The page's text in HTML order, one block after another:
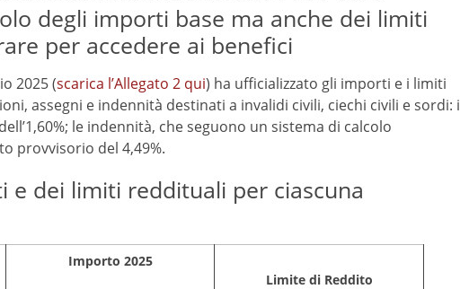
degli importi base ma anche dei limiti
per accedere ai benefici
2025 (scarica l’Allegato 2 qui) ha ufficializzato gli importi e i limiti
assegni e indennità destinati a invalidi civili, ciechi civili e sordi: i
le indennità, che seguono un sistema di calcolo
provvisorio del 4,49%.
e dei limiti reddituali per ciascuna
Importo 2025
Limite di Reddito